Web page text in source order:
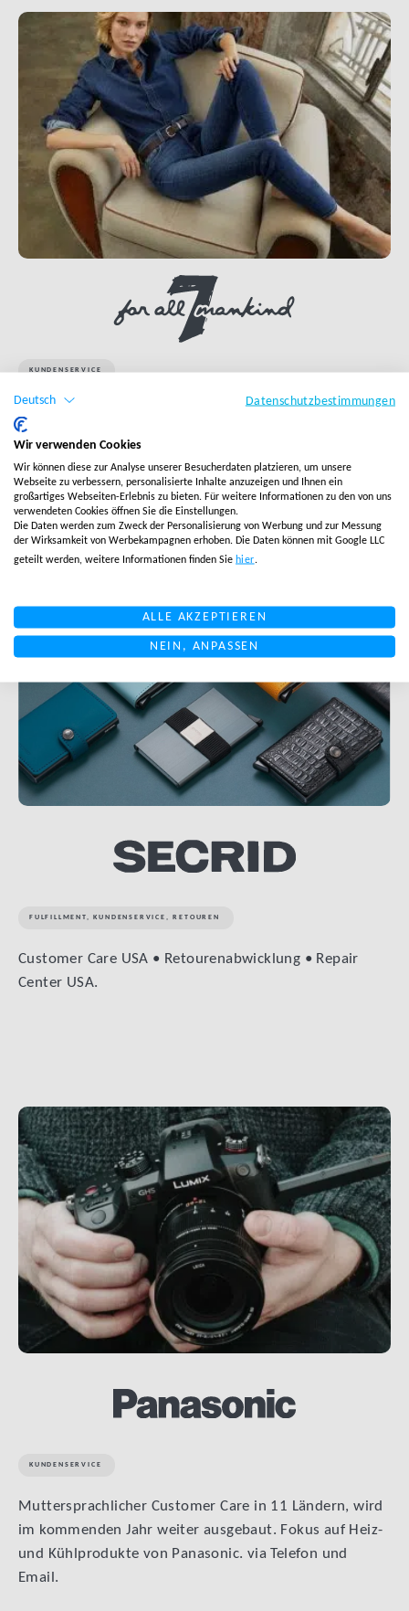
KUNDENSERVICE
Muttersprachlicher Customer Care in 6 Ländern •
Email, Telefon, Chat • Live innerhalb von 6 Wochen.
FULFILLMENT, KUNDENSERVICE , RETOUREN
Customer Care USA • Retourenabwicklung • Repair
Center USA.
KUNDENSERVICE
Muttersprachlicher Customer Care in 11 Ländern, wird
im kommenden Jahr weiter ausgebaut. Fokus auf Heiz-
und Kühlprodukte von Panasonic. via Telefon und
Email.
Deutsch Datenschutzbestimmungen
Wir verwenden Cookies
Wir können diese zur Analyse unserer Besucherdaten platzieren, um unsere
Webseite zu verbessern, personalisierte Inhalte anzuzeigen und Ihnen ein
großartiges Webseiten-Erlebnis zu bieten. Für weitere Informationen zu den von uns
verwendeten Cookies öffnen Sie die Einstellungen.
Die Daten werden zum Zweck der Personalisierung von Werbung und zur Messung
der Wirksamkeit von Werbekampagnen erhoben. Die Daten können mit Google LLC
geteilt werden, weitere Informationen finden Sie hier.
ALLE AKZEPTIEREN
NEIN, ANPASSEN